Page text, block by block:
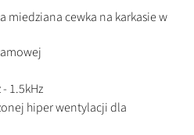
cewka na karkasie w
1.5kHz
hiper wentylacji dla